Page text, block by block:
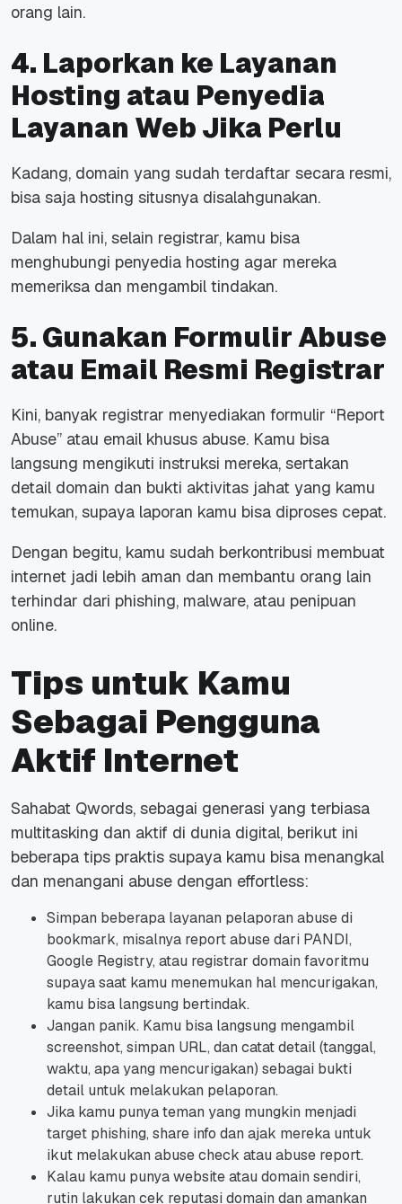
orang lain.
4. Laporkan ke Layanan
Hosting atau Penyedia
Layanan Web Jika Perlu
Kadang, domain yang sudah terdaftar secara resmi,
bisa saja hosting situsnya disalahgunakan.
Dalam hal ini, selain registrar, kamu bisa
menghubungi penyedia hosting agar mereka
memeriksa dan mengambil tindakan.
5. Gunakan Formulir Abuse
atau Email Resmi Registrar
Kini, banyak registrar menyediakan formulir “Report
Abuse” atau email khusus abuse. Kamu bisa
langsung mengikuti instruksi mereka, sertakan
detail domain dan bukti aktivitas jahat yang kamu
temukan, supaya laporan kamu bisa diproses cepat.
Dengan begitu, kamu sudah berkontribusi membuat
internet jadi lebih aman dan membantu orang lain
terhindar dari phishing, malware, atau penipuan
online.
Tips untuk Kamu
Sebagai Pengguna
Aktif Internet
Sahabat Qwords, sebagai generasi yang terbiasa
multitasking dan aktif di dunia digital, berikut ini
beberapa tips praktis supaya kamu bisa menangkal
dan menangani abuse dengan effortless:
Simpan beberapa layanan pelaporan abuse di
bookmark, misalnya report abuse dari PANDI,
Google Registry, atau registrar domain favoritmu
supaya saat kamu menemukan hal mencurigakan,
kamu bisa langsung bertindak.
Jangan panik. Kamu bisa langsung mengambil
screenshot, simpan URL, dan catat detail (tanggal,
waktu, apa yang mencurigakan) sebagai bukti
detail untuk melakukan pelaporan.
Jika kamu punya teman yang mungkin menjadi
target phishing, share info dan ajak mereka untuk
ikut melakukan abuse check atau abuse report.
Kalau kamu punya website atau domain sendiri,
rutin lakukan cek reputasi domain dan amankan